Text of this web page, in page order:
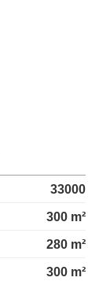
33000
300 m²
280 m²
300 m²